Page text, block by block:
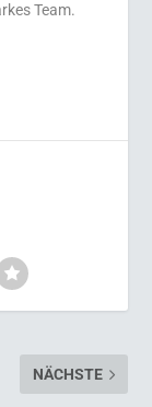
Team.
NÄCHSTE